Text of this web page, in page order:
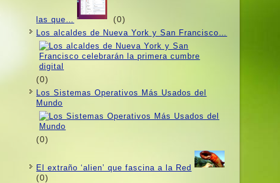
las que… (0)
Los alcaldes de Nueva York y San Francisco…
(0)
Los Sistemas Operativos Más Usados ​​del
Mundo
(0)
El extraño ‘alien’ que fascina a la Red
(0)